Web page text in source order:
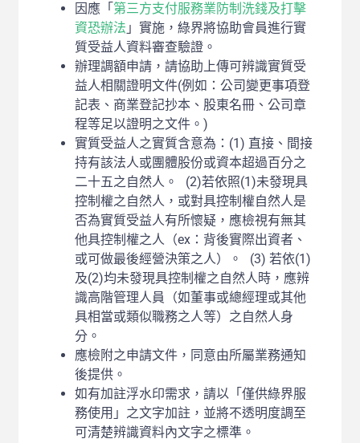
因應「 第三方支付服務業防制洗錢及打擊
資恐辦法 」實施，綠界將協助會員進行實
質受益人資料審查驗證。
辦理調額申請，請協助上傳可辨識實質受
益人相關證明文件(例如：公司變更事項登
記表、商業登記抄本、股東名冊、公司章
程等足以證明之文件。)
實質受益人之實質含意為：(1) 直接、間接
持有該法人或團體股份或資本超過百分之
二十五之自然人。 (2)若依照(1)未發現具
控制權之自然人，或對具控制權自然人是
否為實質受益人有所懷疑，應檢視有無其
他具控制權之人（ex：背後實際出資者、
或可做最後經營決策之人）。 (3) 若依(1)
及(2)均未發現具控制權之自然人時，應辨
識高階管理人員（如董事或總經理或其他
具相當或類似職務之人等）之自然人身
分。
應檢附之申請文件，同意由所屬業務通知
後提供。
如有加註浮水印需求，請以「僅供綠界服
務使用」之文字加註，並將不透明度調至
可清楚辨識資料內文字之標準。